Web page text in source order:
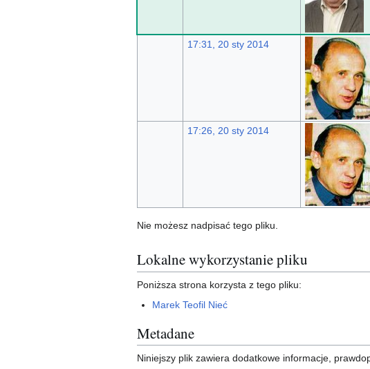
17:31, 20 sty 2014
17:26, 20 sty 2014
Nie możesz nadpisać tego pliku.
Lokalne wykorzystanie pliku
Poniższa strona korzysta z tego pliku:
Marek Teofil Nieć
Metadane
Niniejszy plik zawiera dodatkowe informacje,